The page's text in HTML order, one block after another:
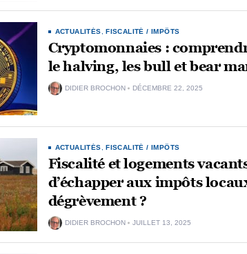
ACTUALITÉS ,FISCALITÉ / IMPÔTS
Cryptomonnaies :
le halving, les bull et bear
DIDIER BROCHON DÉCEMBRE 22, 2025
ACTUALITÉS ,FISCALITÉ / IMPÔTS
Fiscalité et logements
d’échapper aux impôts
dégrèvement ?
DIDIER BROCHON JUILLET 13, 2025